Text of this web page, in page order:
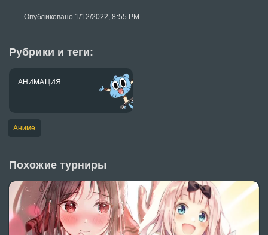
Опубликовано 1/12/2022, 8:55 PM
Рубрики и теги:
АНИМАЦИЯ
Аниме
Похожие турниры